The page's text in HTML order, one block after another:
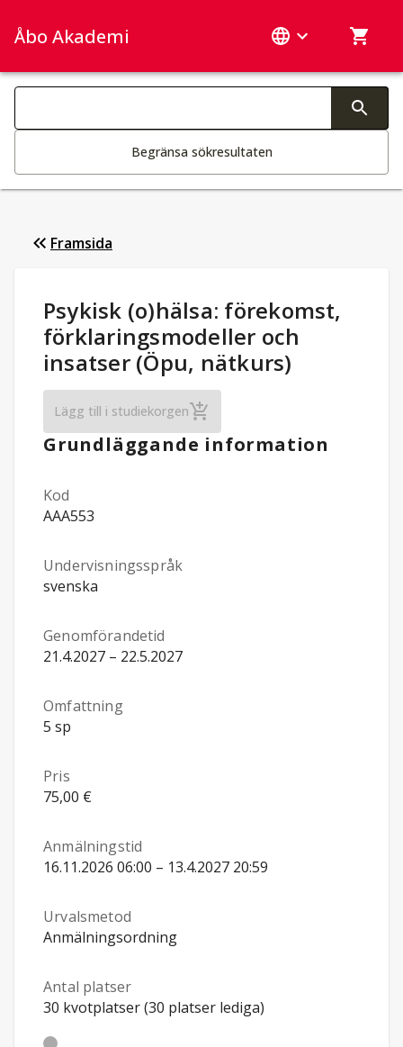
Åbo Akademi
Sök­kategorier
Begränsa sökresultaten
Framsida
Studieuppgifter:
Psykisk (o)hälsa: förekomst,
förklaringsmodeller och
insatser (Öpu, nätkurs)
Lägg till i studiekorgenPsykisk (o)hälsa: förekomst,
Grundläggande information
Kod
AAA553
Undervisningsspråk
svenska
Genomförandetid
21.4.2027 – 22.5.2027
Omfattning
5 sp
Pris
75,00 €
Anmälningstid
16.11.2026 06:00 – 13.4.2027 20:59
Urvalsmetod
Anmälningsordning
Antal platser
30 kvotplatser (30 platser lediga)